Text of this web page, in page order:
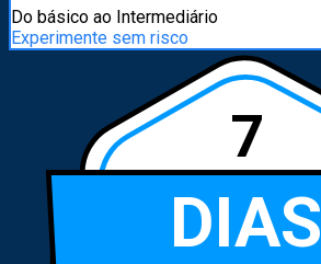
Do básico ao Intermediário
Experimente sem risco
7
DIAS